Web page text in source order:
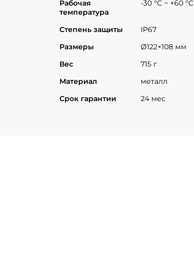
Рабочая
температура
-30 °C ~ +60 °C
Степень защиты
IP67
Размеры
Ø122×108 мм
Вес
715 г
Материал
металл
Срок гарантии
24 мес